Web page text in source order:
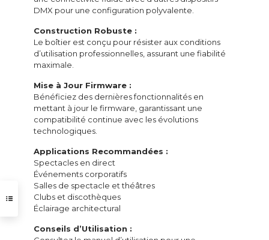
DMX pour une configuration polyvalente.
Construction Robuste :
Le boîtier est conçu pour résister aux conditions
d’utilisation professionnelles, assurant une fiabilité
maximale.
Mise à Jour Firmware :
Bénéficiez des dernières fonctionnalités en
mettant à jour le firmware, garantissant une
compatibilité continue avec les évolutions
technologiques.
Applications Recommandées :
Spectacles en direct
Événements corporatifs
Salles de spectacle et théâtres
Clubs et discothèques
Éclairage architectural
Conseils d’Utilisation :